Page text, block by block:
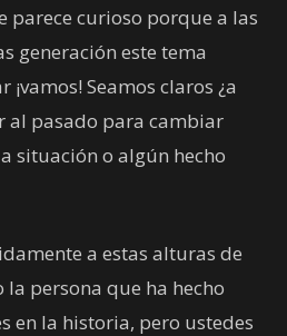
parece curioso porque a las
generación este tema
Seamos claros ¿a
al pasado para cambiar
situación o algún hecho
a estas alturas de
persona que ha hecho
en la historia, pero ustedes